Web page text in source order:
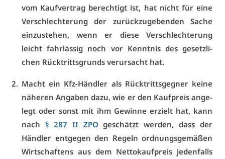
vom Kauf­ver­trag be­rech­tigt ist, hat nicht für ei­ne
Ver­schlech­te­rung der zu­rück­zu­ge­ben­den Sa­che
ein­zu­ste­hen, wenn er die­se Ver­schlech­te­rung
leicht fahr­läs­sig noch vor Kennt­nis des ge­setz­li­
chen Rück­tritts­grunds ver­ur­sacht hat.
Macht ein Kfz-Händ­ler als Rück­tritts­geg­ner kei­ne
nä­he­ren An­ga­ben da­zu, wie er den Kauf­preis an­ge­
legt oder sonst mit ihm Ge­win­ne er­zielt hat, kann
nach § 287 II ZPO ge­schätzt wer­den, dass der
Händ­ler ent­ge­gen den Re­geln ord­nungs­ge­mä­ßen
Wirt­schaf­tens aus dem Net­to­kauf­preis je­den­falls